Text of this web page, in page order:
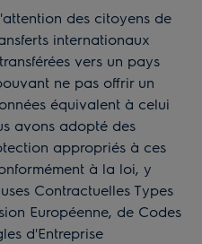
des citoyens de
internationaux
vers un pays
ne pas offrir un
équivalent à celui
avons adopté des
appropriés à ces
à la loi, y
Contractuelles Types
Européenne, de Codes
d'Entreprise